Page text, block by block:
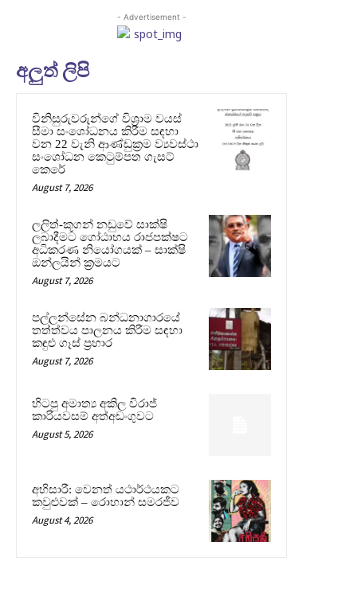
- Advertisement -
අලුත් ලිපි
විනිසුරුවරුන්ගේ විශ්‍රාම වයස්
සීමා සංශෝධනය කිරීම සඳහා
වන 22 වැනි ආණ්ඩුක්‍රම ව්‍යවස්ථා
සංශෝධන කෙටුම්පත ගැසට්
කෙරේ
August 7, 2026
ලලිත්-කූගන් නඩුවේ සාක්ෂි
ලබාදීමට ගෝඨාභය රාජපක්ෂට
අධිකරණ නියෝගයක් – සාක්ෂි
ඔන්ලයින් ක්‍රමයට
August 7, 2026
පල්ලන්සේන බන්ධනාගාරයේ
තත්ත්වය පාලනය කිරීම සඳහා
කඳුළු ගෑස් ප්‍රහාර
August 7, 2026
හිටපු අමාත්‍ය අකිල විරාජ්
කාරියවසම් අත්අඩංගුවට
August 5, 2026
අභිසාරී: වෙනත් යථාර්ථයකට
කවුළුවක් – රොහාන් සමරජීව
August 4, 2026